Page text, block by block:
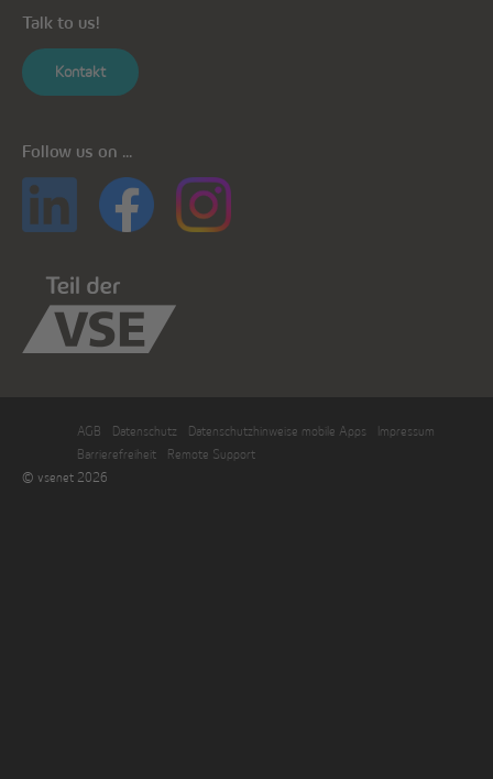
Talk to us!
Kontakt
Follow us on ...
AGB Datenschutz Datenschutzhinweise mobile Apps
Impressum
Barrierefreiheit
Remote Support
© vsenet 2026